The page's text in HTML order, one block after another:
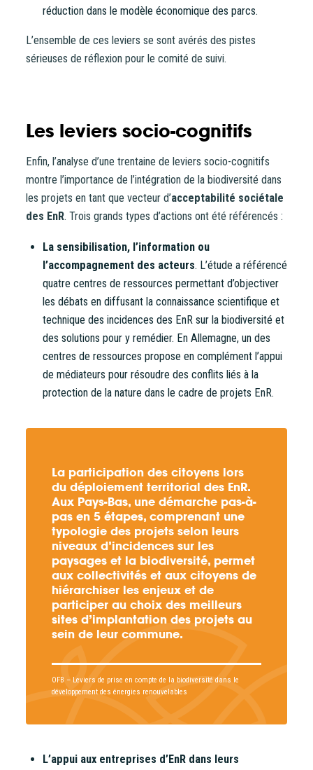
réduction dans le modèle économique des parcs.
L’ensemble de ces leviers se sont avérés des pistes
sérieuses de réflexion pour le comité de suivi.
Les leviers socio-cognitifs
Enfin, l’analyse d’une trentaine de leviers socio-cognitifs
montre l’importance de l’intégration de la biodiversité dans
les projets en tant que vecteur d’acceptabilité sociétale
des EnR. Trois grands types d’actions ont été référencés :
La sensibilisation, l’information ou
l’accompagnement des acteurs. L’étude a référencé
quatre centres de ressources permettant d’objectiver
les débats en diffusant la connaissance scientifique et
technique des incidences des EnR sur la biodiversité et
des solutions pour y remédier. En Allemagne, un des
centres de ressources propose en complément l’appui
de médiateurs pour résoudre des conflits liés à la
protection de la nature dans le cadre de projets EnR.
La participation des citoyens lors
du déploiement territorial des EnR.
Aux Pays-Bas, une démarche pas-à-
pas en 5 étapes, comprenant une
typologie des projets selon leurs
niveaux d’incidences sur les
paysages et la biodiversité, permet
aux collectivités et aux citoyens de
hiérarchiser les enjeux et de
participer au choix des meilleurs
sites d’implantation des projets au
sein de leur commune.
OFB – Leviers de prise en compte de la biodiversité dans le
développement des énergies renouvelables
L’appui aux entreprises d’EnR dans leurs